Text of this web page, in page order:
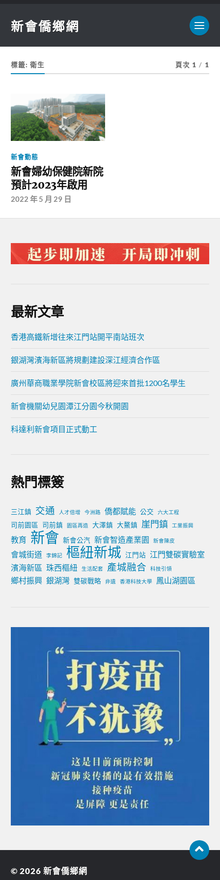
新會僑鄉網
標籤:衛生 頁次 1 / 1
新會動態
新會婦幼保健院新院
預計2023年啟用
2022 年 5 月 29 日
最新文章
香港高鐵新增往來江門站開平南站班次
銀湖灣濱海新區將規劃建設深江經濟合作區
廣州華商職業學院新會校區將迎來首批1200名學生
新會機關幼兒園潭江分園今秋開園
科達利新會項目正式動工
熱門標簽
三江鎮 交通 人才倍增 今洲路 僑都賦能 公交 六大工程
司前園區 司前鎮 園區再造 大澤鎮 大鰲鎮 崖門鎮 工業振興
教育 新會 新會公汽 新會智造產業園 新會陳皮
會城街道 李錦記 樞紐新城 江門站
江門雙碳實驗室
濱海新區 珠西樞紐 生活配套 產城融合 科技引領
鄉村振興 銀湖灣 雙碳戰略 非遺 香港科技大學 鳳山湖園區
© 2026新會僑鄉網